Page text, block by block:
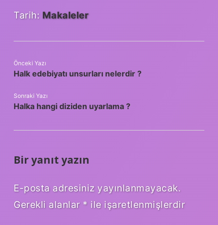
Tarih: Makaleler
Önceki Yazı
Halk edebiyatı unsurları nelerdir ?
Sonraki Yazı
Halka hangi diziden uyarlama ?
Bir yanıt yazın
E-posta adresiniz yayınlanmayacak.
Gerekli alanlar * ile işaretlenmişlerdir